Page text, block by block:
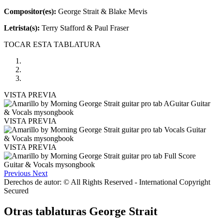
Compositor(es): George Strait & Blake Mevis
Letrista(s): Terry Stafford & Paul Fraser
TOCAR ESTA TABLATURA
VISTA PREVIA
VISTA PREVIA
VISTA PREVIA
Previous Next
Derechos de autor: © All Rights Reserved - International Copyright
Secured
Otras tablaturas George Strait